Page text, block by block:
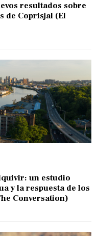
resultados sobre
de Coprisjal (El
un estudio
y la respuesta de los
Conversation)